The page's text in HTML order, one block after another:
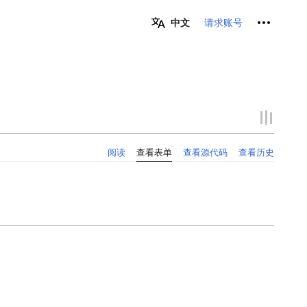
中文 请求账号 个人工具
阅读 查看表单 查看源代码 查看历史